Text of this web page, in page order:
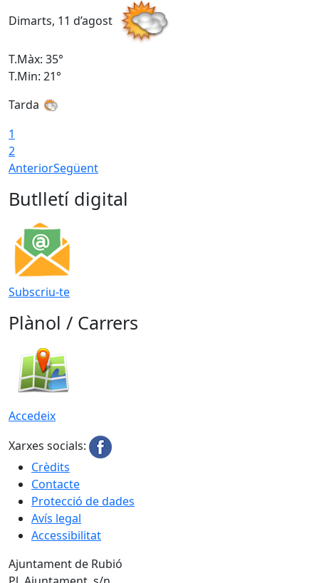
Dimarts, 11 d’agost
T.Màx: 35°
T.Min: 21°
Tarda
1
2
AnteriorSegüent
Butlletí digital
Subscriu-te
Plànol / Carrers
Accedeix
Xarxes socials:
Crèdits
Contacte
Protecció de dades
Avís legal
Accessibilitat
Ajuntament de Rubió